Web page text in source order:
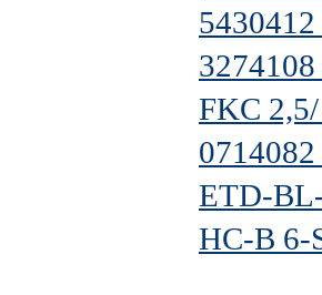
FKC
ETD-
HC-B 6-